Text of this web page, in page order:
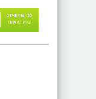
ОТЧЕТЫ ПО
ПРАКТИКЕ